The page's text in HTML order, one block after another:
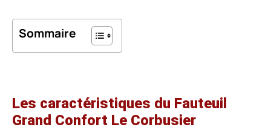
Sommaire
Les caractéristiques du Fauteuil
Grand Confort Le Corbusier